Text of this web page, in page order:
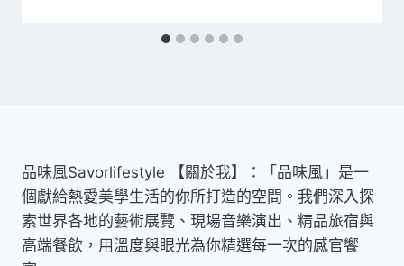
品味風Savorlifestyle 【關於我】：「品味風」是一
個獻給熱愛美學生活的你所打造的空間。我們深入探
索世界各地的藝術展覽、現場音樂演出、精品旅宿與
高端餐飲，用溫度與眼光為你精選每一次的感官饗